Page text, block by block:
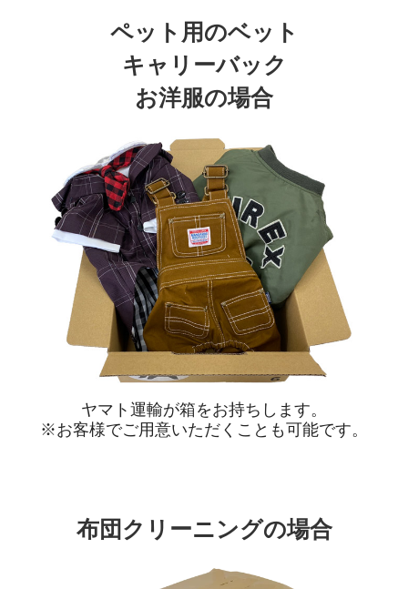
ペット用のベット
キャリーバック
お洋服の場合
ヤマト運輸が箱をお持ちします。
※お客様でご用意いただくことも可能です。
布団クリーニングの場合